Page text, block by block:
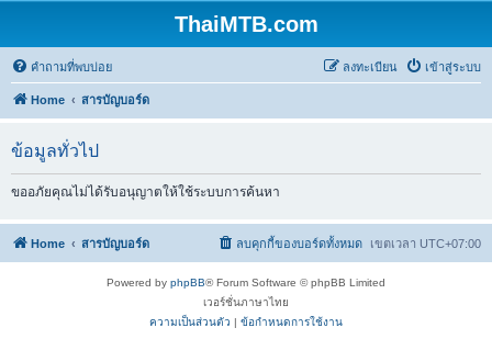
ThaiMTB.com
คำถามที่พบบ่อย เข้าสู่ระบบ
ลงทะเบียน
Home สารบัญบอร์ด
ข้อมูลทั่วไป
ขออภัยคุณไม่ได้รับอนุญาตให้ใช้ระบบการค้นหา
Home สารบัญบอร์ด เขตเวลา UTC+07:00
ลบคุกกี้ของบอร์ดทั้งหมด
Powered by phpBB® Forum Software © phpBB Limited
เวอร์ชั่นภาษาไทย
ความเป็นส่วนตัว | ข้อกำหนดการใช้งาน